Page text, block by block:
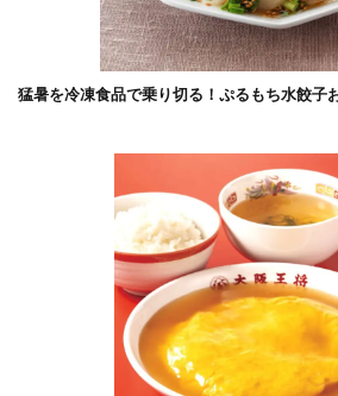
猛暑を冷凍食品で乗り切る！ぷるもち水餃子